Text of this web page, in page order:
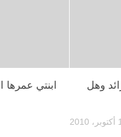
ابنتي عمرها الان 7شهور
وهل